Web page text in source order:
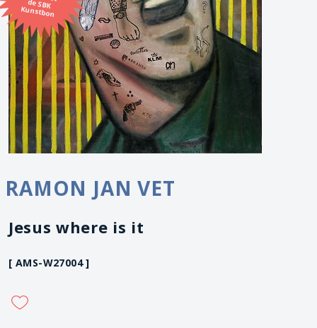
Kunstbon
RAMON JAN VET
Jesus where is it
[ AMS-W27004 ]